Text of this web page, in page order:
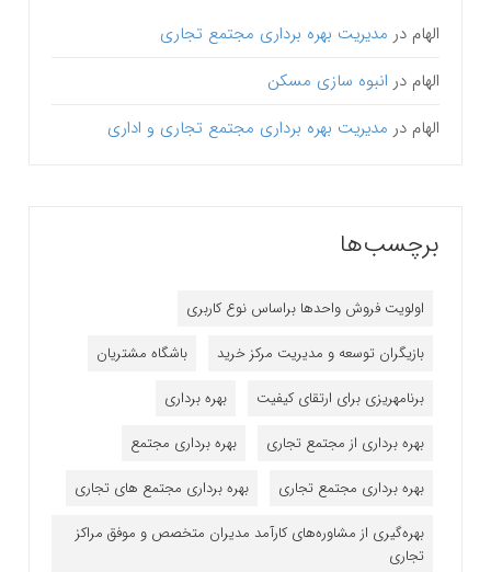
الهام در مدیریت بهره برداری مجتمع تجاری
الهام در انبوه سازی مسکن
الهام در مدیریت بهره برداری مجتمع تجاری و اداری
برچسب‌ها
اولویت فروش واحدها براساس نوع کاربری
بازیگران توسعه و مدیریت مرکز خرید
باشگاه مشتریان
برنامه‎ریزی برای ارتقای کیفیت
بهره برداری
بهره برداری از مجتمع تجاری
بهره برداری مجتمع
بهره برداری مجتمع تجاری
بهره برداری مجتمع های تجاری
بهره‌گیری از مشاوره‌های کارآمد مدیران متخصص و موفق مراکز
تجاری